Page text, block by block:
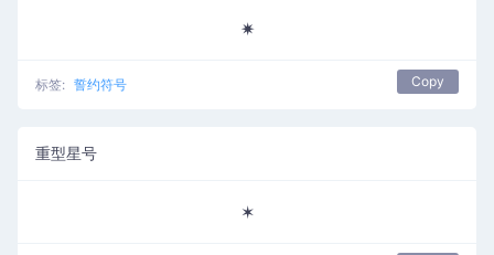
✷
标签: 誓约符号 Copy
重型星号
✶